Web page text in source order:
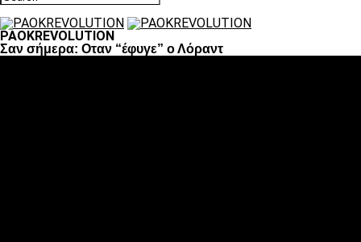
PAOKREVOLUTION
Σαν σήμερα: Οταν “έφυγε” ο Λόραντ